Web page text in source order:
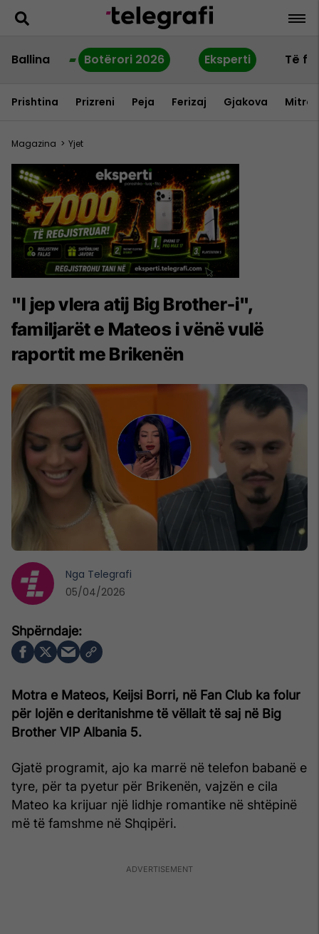
Ballina Botërori 2026 Eksperti Të
Prishtina Prizreni Peja Ferizaj Gjakova
Magazina > Yjet
"I jep vlera atij Big Brother-i",
familjarët e Mateos i vënë vulë
raportit me Brikenën
Motra e Mateos, Keijsi Borri, në Fan Club ka folur
për lojën e deritanishme të vëllait të saj në Big
Brother VIP Albania 5.
Gjatë programit, ajo ka marrë në telefon babanë e
tyre, për ta pyetur për Brikenën, vajzën e cila
Mateo ka krijuar një lidhje romantike në shtëpinë
më të famshme në Shqipëri.
Nga Telegrafi
05/04/2026